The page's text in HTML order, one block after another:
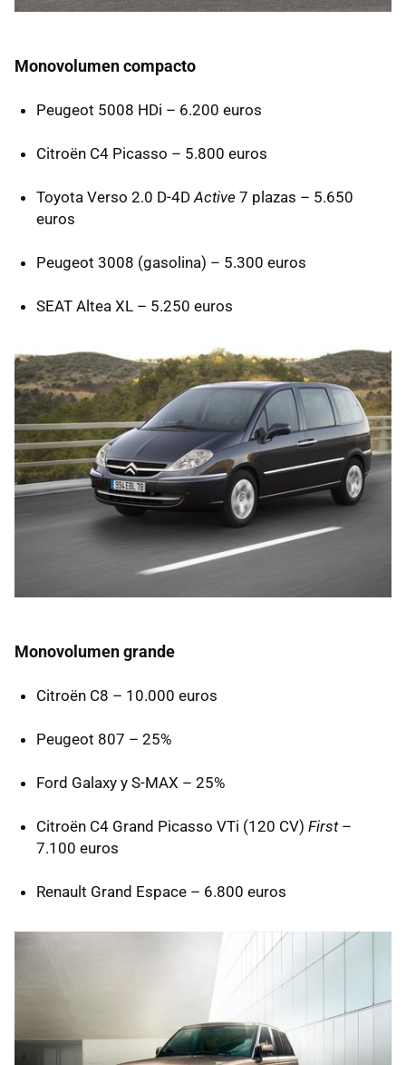
Monovolumen compacto
Peugeot 5008 HDi – 6.200 euros
Citroën C4 Picasso – 5.800 euros
Toyota Verso 2.0 D-4DActive 7 plazas – 5.650
euros
Peugeot 3008 (gasolina) – 5.300 euros
SEAT Altea XL – 5.250 euros
Monovolumen grande
Citroën C8 – 10.000 euros
Peugeot 807 – 25%
Ford Galaxy y S-MAX – 25%
Citroën C4 Grand Picasso VTi (120 CV) First–
7.100 euros
Renault Grand Espace – 6.800 euros